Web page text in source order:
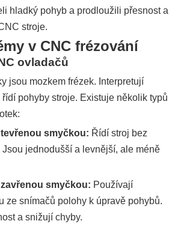
hladký pohyb a prodloužili přesnost a
stroje.
v CNC frézování
ovladačů
jsou mozkem frézek. Interpretují
pohyby stroje. Existuje několik typů
smyčkou: Řídí stroj bez
Jsou jednodušší a levnější, ale méně
smyčkou: Používají
ze snímačů polohy k úpravě pohybů.
a snižují chyby.